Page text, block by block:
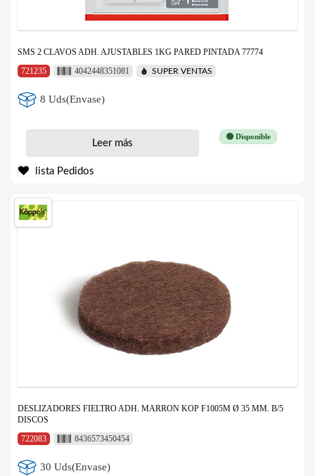
SMS 2 CLAVOS ADH. AJUSTABLES 1KG PARED PINTADA 77774
721235
4042448351081 SUPER VENTAS
8 Uds(Envase)
🟢 Disponible
Leer más
lista Pedidos
DESLIZADORES FIELTRO ADH. MARRON KOP F1005M Ø 35 MM. B/5
DISCOS
722083
8436573450454
30 Uds(Envase)